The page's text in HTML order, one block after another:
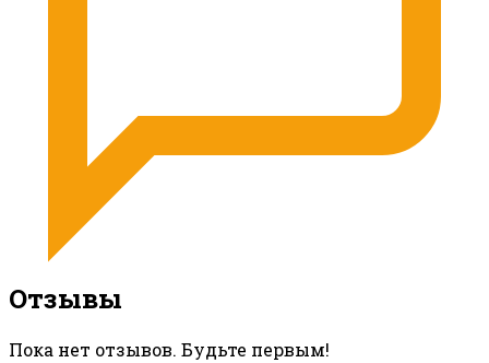
Отзывы
Пока нет отзывов. Будьте первым!